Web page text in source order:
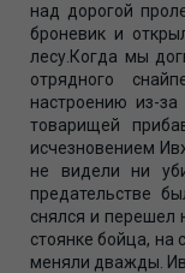
над дорогой
броневик и
лесу.Когда мы
отрядного
настроению из-
товарищей
исчезновением
не видели ни
предательстве
снялся и перешел
стоянке бойца,
меняли дважды.